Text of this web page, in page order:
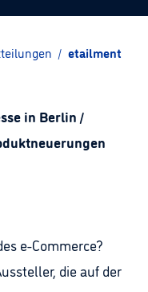
/ etailment
in Berlin /
e-Commerce?
die auf der